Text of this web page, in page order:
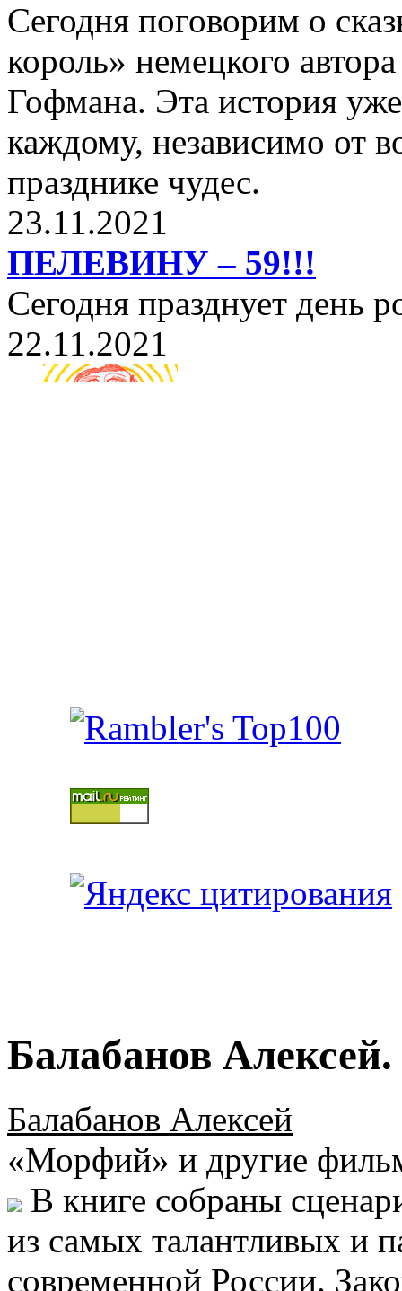
Сегодня поговорим о
король» немецкого
Гофмана. Эта история
каждому, независимо от
празднике чудес.
23.11.2021
ПЕЛЕВИНУ – 59!!!
Сегодня празднует день
22.11.2021
Балабанов
Балабанов Алексей
«Морфий» и другие
В книге собраны
из самых талантливых и
современной России.